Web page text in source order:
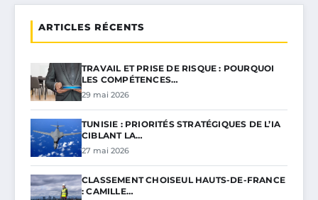
ARTICLES RÉCENTS
TRAVAIL ET PRISE DE RISQUE : POURQUOI
LES COMPÉTENCES…
29 mai 2026
TUNISIE : PRIORITÉS STRATÉGIQUES DE L’IA
CIBLANT LA…
27 mai 2026
CLASSEMENT CHOISEUL HAUTS-DE-FRANCE
: CAMILLE…